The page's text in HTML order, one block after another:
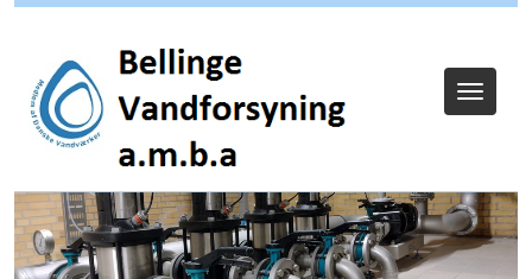
Toggle